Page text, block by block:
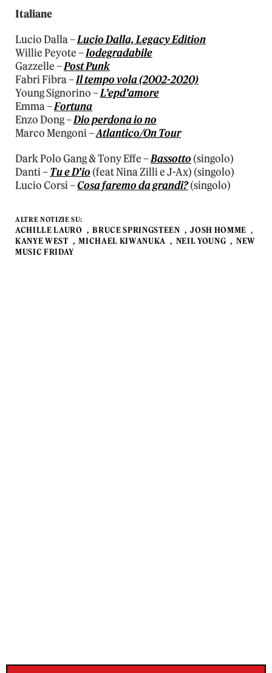
Italiane
Lucio Dalla –Lucio Dalla, Legacy Edition
Willie Peyote –Iodegradabile
Gazzelle –Post Punk
Fabri Fibra –Il tempo vola (2002-2020)
Young Signorino –L’epd’amore
Emma –Fortuna
Enzo Dong –Dio perdona io no
Marco Mengoni –Atlantico/On Tour
Dark Polo Gang & Tony Effe –Bassotto (singolo)
Danti –Tu e D’io (feat Nina Zilli e J-Ax) (singolo)
Lucio Corsi –Cosa faremo da grandi?(singolo)
ALTRE NOTIZIE SU:
ACHILLE LAURO BRUCE SPRINGSTEEN
JOSH HOMME
KANYE WEST
MICHAEL KIWANUKA NEIL YOUNG
NEW
MUSIC FRIDAY